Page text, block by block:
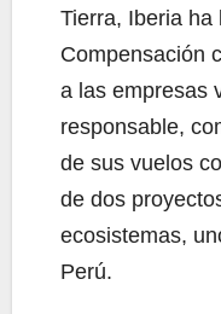
Tierra, Iberia ha
Compensación
a las empresas
responsable,
de sus vuelos
de dos
ecosistemas,
Perú.